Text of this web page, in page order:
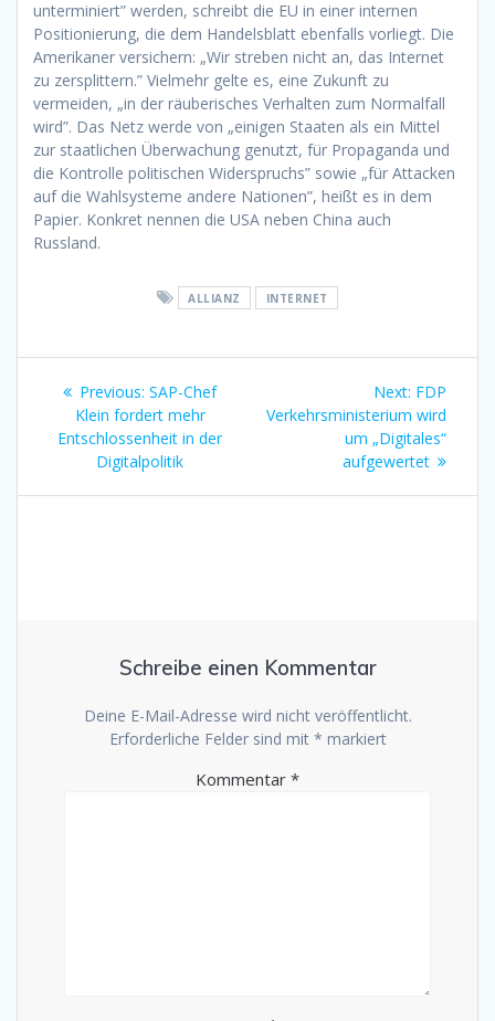
unterminiert” werden, schreibt die EU in einer internen
Positionierung, die dem Handelsblatt ebenfalls vorliegt. Die
Amerikaner versichern: „Wir streben nicht an, das Internet
zu zersplittern.” Vielmehr gelte es, eine Zukunft zu
vermeiden, „in der räuberisches Verhalten zum Normalfall
wird”. Das Netz werde von „einigen Staaten als ein Mittel
zur staatlichen Überwachung genutzt, für Propaganda und
die Kontrolle politischen Widerspruchs” sowie „für Attacken
auf die Wahlsysteme andere Nationen”, heißt es in dem
Papier. Konkret nennen die USA neben China auch
Russland.
ALLIANZ INTERNET
Beitragsnavigation
Previous: Previous
post:
SAP-Chef
Klein fordert mehr
Entschlossenheit in der
Digitalpolitik
Next: Next
post:
FDP
Verkehrsministerium wird
um „Digitales“
aufgewertet
Schreibe einen Kommentar
Deine E-Mail-Adresse wird nicht veröffentlicht.
Erforderliche Felder sind mit * markiert
Kommentar *